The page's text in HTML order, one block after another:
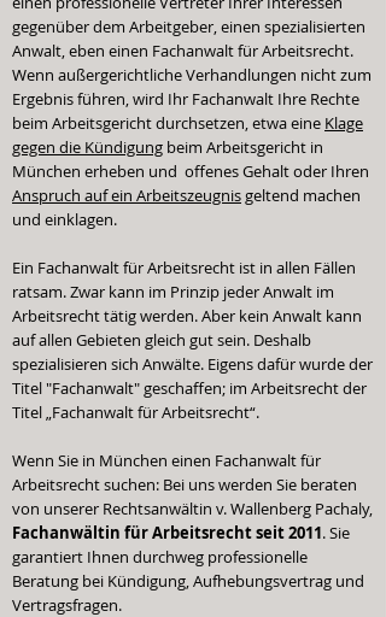
gegenüber dem Arbeitgeber, einen spezialisierten
Anwalt, eben einen Fachanwalt für Arbeitsrecht.
Wenn außergerichtliche Verhandlungen nicht zum
Ergebnis führen, wird Ihr Fachanwalt Ihre Rechte
beim Arbeitsgericht durchsetzen, etwa eine Klage
gegen die Kündigung beim Arbeitsgericht in
München erheben und offenes Gehalt oder Ihren
Anspruch auf ein Arbeitszeugnisgeltend machen
und einklagen.
Ein Fachanwalt für Arbeitsrecht ist in allen Fällen
ratsam. Zwar kann im Prinzip jeder Anwalt im
Arbeitsrecht tätig werden. Aber kein Anwalt kann
auf allen Gebieten gleich gut sein. Deshalb
spezialisieren sich Anwälte. Eigens dafür wurde der
Titel "Fachanwalt" geschaffen; im Arbeitsrecht der
Titel „Fachanwalt für Arbeitsrecht“.
Wenn Sie in München einen Fachanwalt für
Arbeitsrecht suchen: Bei uns werden Sie beraten
von unserer Rechtsanwältin v. Wallenberg Pachaly,
Fachanwältin für Arbeitsrecht seit 2011. Sie
garantiert Ihnen durchweg professionelle
Beratung bei Kündigung, Aufhebungsvertrag und
Vertragsfragen.